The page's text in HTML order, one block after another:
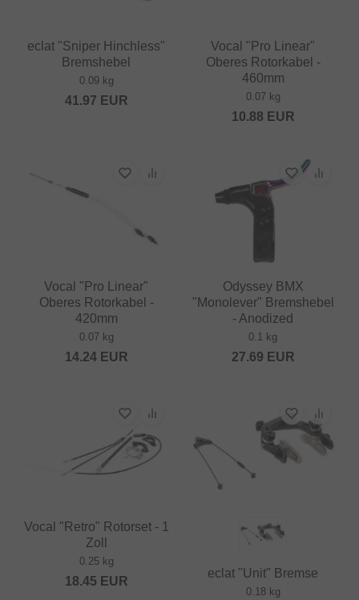
eclat "Sniper Hinchless"
Bremshebel
0.09 kg
41.97 EUR
Vocal "Pro Linear"
Oberes Rotorkabel -
460mm
0.07 kg
10.88 EUR
Vocal "Pro Linear"
Oberes Rotorkabel -
420mm
0.07 kg
14.24EUR
Odyssey BMX
"Monolever" Bremshebel
- Anodized
0.1 kg
27.69 EUR
Vocal "Retro" Rotorset - 1
Zoll
0.25 kg
18.45 EUR
eclat "Unit" Bremse
0.18 kg